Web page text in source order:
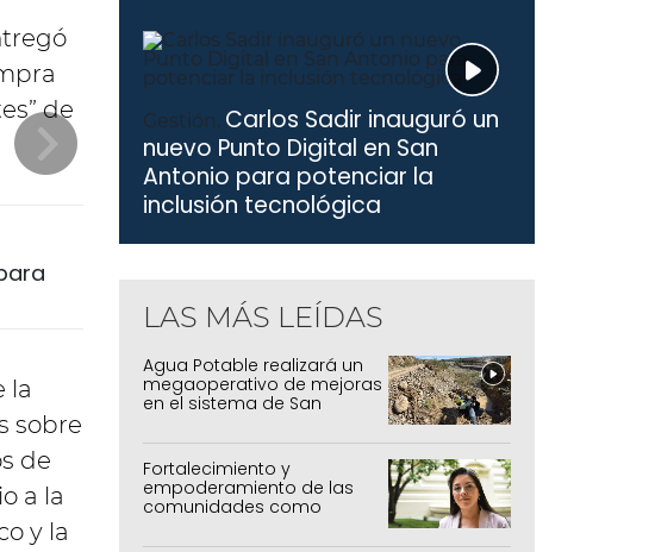
de
la
sobre
de
a la
y la
Gestión. Carlos Sadir inauguró un
nuevo Punto Digital en San
Antonio para potenciar la
inclusión tecnológica
LAS MÁS LEÍDAS
Agua Potable realizará un
megaoperativo de mejoras
en el sistema de San
Fortalecimiento y
empoderamiento de las
comunidades como